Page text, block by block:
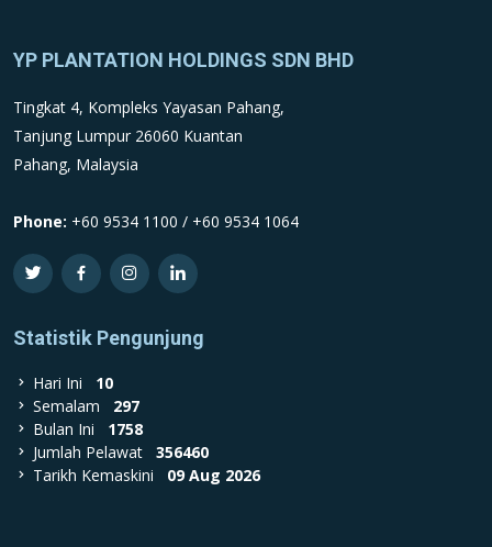
YP PLANTATION HOLDINGS SDN BHD
Tingkat 4, Kompleks Yayasan Pahang,
Tanjung Lumpur 26060 Kuantan
Pahang, Malaysia
Phone: +60 9534 1100 / +60 9534 1064
Statistik Pengunjung
Hari Ini 10
Semalam 297
Bulan Ini 1758
Jumlah Pelawat 356460
Tarikh Kemaskini 09 Aug 2026